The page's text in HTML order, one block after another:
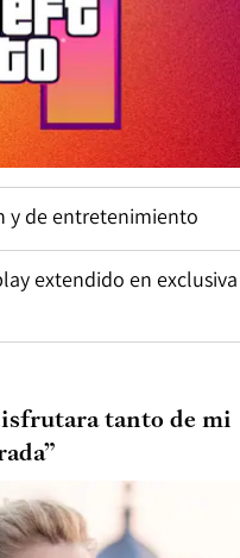
y de entretenimiento
extendido en exclusiva
tanto de mi